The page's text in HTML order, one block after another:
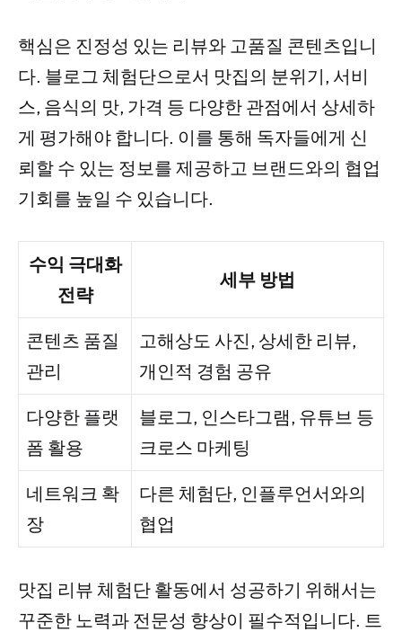
핵심은 진정성 있는 리뷰와 고품질 콘텐츠입니
다. 블로그 체험단으로서 맛집의 분위기, 서비
스, 음식의 맛, 가격 등 다양한 관점에서 상세하
게 평가해야 합니다. 이를 통해 독자들에게 신
뢰할 수 있는 정보를 제공하고 브랜드와의 협업
기회를 높일 수 있습니다.
수익 극대화
전략
세부 방법
콘텐츠 품질
관리
고해상도 사진, 상세한 리뷰,
개인적 경험 공유
다양한 플랫
폼 활용
블로그, 인스타그램, 유튜브 등
크로스 마케팅
네트워크 확
장
다른 체험단, 인플루언서와의
협업
맛집 리뷰 체험단 활동에서 성공하기 위해서는
꾸준한 노력과 전문성 향상이 필수적입니다. 트